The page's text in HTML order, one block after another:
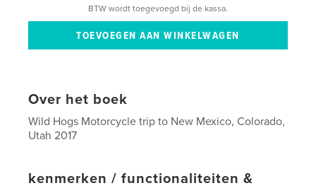
BTW wordt toegevoegd bij de kassa.
Over het boek
Wild Hogs Motorcycle trip to New Mexico, Colorado,
Utah 2017
kenmerken / functionaliteiten &